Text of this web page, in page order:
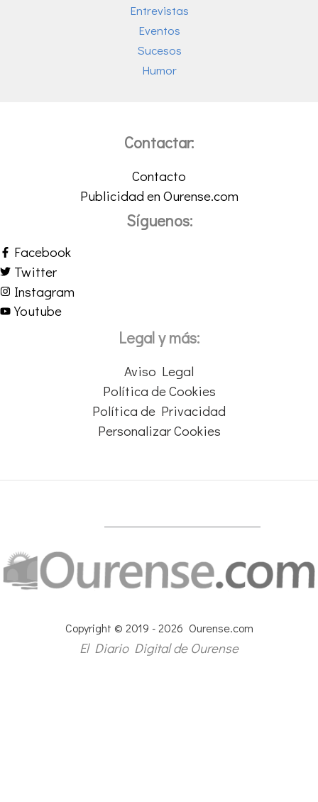
Entrevistas
Eventos
Sucesos
Humor
Contactar:
Contacto
Publicidad en Ourense.com
Síguenos:
Facebook
Twitter
Instagram
Youtube
Legal y más:
Aviso Legal
Política de Cookies
Política de Privacidad
Personalizar Cookies
Copyright © 2019 - 2026 Ourense.com
El Diario Digital de Ourense